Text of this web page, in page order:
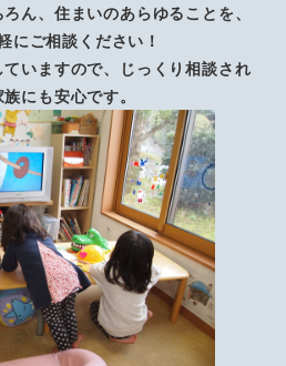
ん、住まいのあらゆることを、
にご相談ください！
いますので、じっくり相談され
にも安心です。